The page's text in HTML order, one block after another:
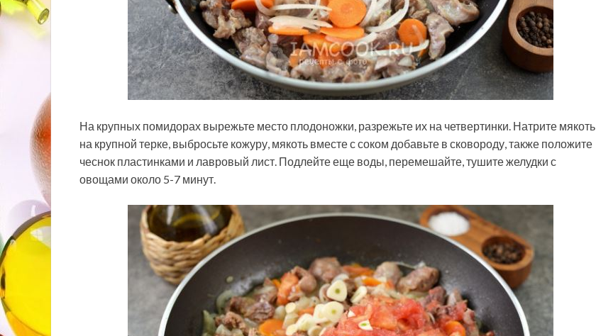
На крупных помидорах вырежьте место плодоножки, разрежьте их на четвертинки. Натрите мякоть
на крупной терке, выбросьте кожуру, мякоть вместе с соком добавьте в сковороду, также положите
чеснок пластинками и лавровый лист. Подлейте еще воды, перемешайте, тушите желудки с
овощами около 5-7 минут.